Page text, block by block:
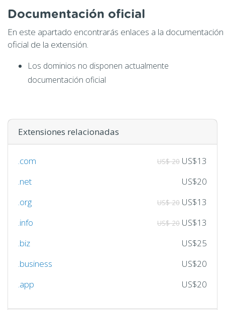
Documentación oficial
En este apartado encontrarás enlaces a la documentación
oficial de la extensión.
Los dominios no disponen actualmente
documentación oficial
Extensiones relacionadas
.com US$ 20 US$13
.net
US$20
.org
US$ 20 US$13
.info
US$ 20 US$13
.biz
US$25
.business
US$20
.app
US$20